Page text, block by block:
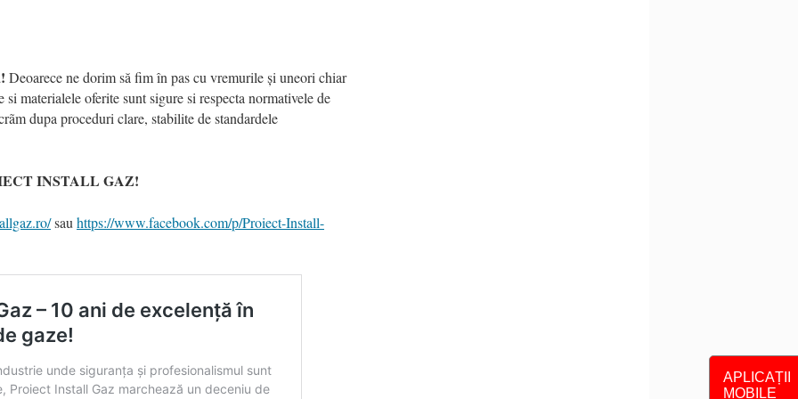
APLICAȚII
MOBILE
Deoarece ne dorim să fim în pas cu vremurile și uneori chiar
materialele oferite sunt sigure si respecta normativele de
dupa proceduri clare, stabilite de standardele
INSTALL GAZ!
sauhttps://www.facebook.com/p/Proiect-Install-